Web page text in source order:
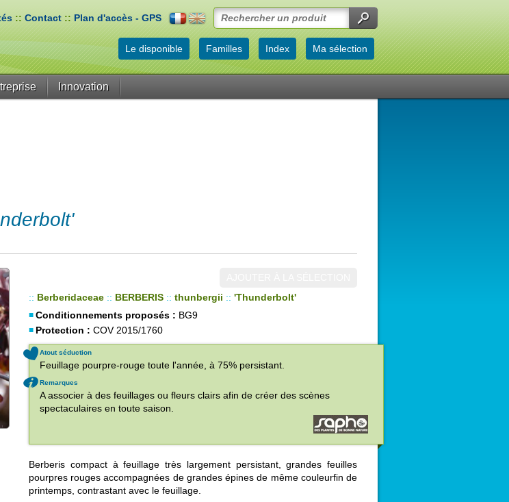
:: Contact :: Plan d'accès - GPS
Le disponible Familles Index Ma sélection
Innovation
:: Berberidaceae :: BERBERIS :: thunbergii :: 'Thunderbolt'
Conditionnements proposés : BG9
Protection : COV 2015/1760
Atout séduction
Feuillage pourpre-rouge toute l'année, à 75% persistant.
Remarques
A associer à des feuillages ou fleurs clairs afin de créer des scènes
spectaculaires en toute saison.
Berberis compact à feuillage très largement persistant, grandes feuilles
pourpres rouges accompagnées de grandes épines de même couleurfin de
printemps, contrastant avec le feuillage.